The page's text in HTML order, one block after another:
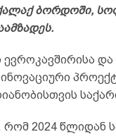
ბორდოში,
და
ინოვაციური
რომ 2024 წლიდან